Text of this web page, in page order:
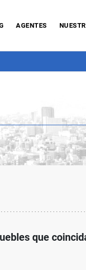
AGENTES
que